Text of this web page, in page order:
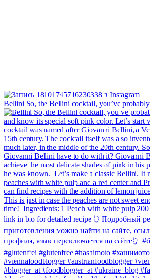
Bellini⁠ So, the Bellini cocktail, you’ve probably